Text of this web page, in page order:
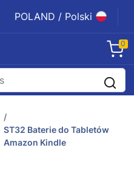
POLAND / Polski
0
ST32 Baterie do Tabletów
Amazon Kindle